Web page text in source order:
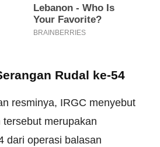
Rudal ke-54
resminya, IRGC menyebut
tersebut merupakan
dari operasi balasan